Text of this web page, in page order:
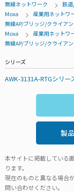
無線ネットワーク
鉄
Moxa
産業用ネットワ
無線AP/ブリッジ/クライア
Moxa
産業用ネットワ
無線AP/ブリッジ/クライア
シリーズ
AWK-3131A-RTGシリー
製
本サイトに掲載している
ります。
現在のものと異なる場合
問い合わせください。